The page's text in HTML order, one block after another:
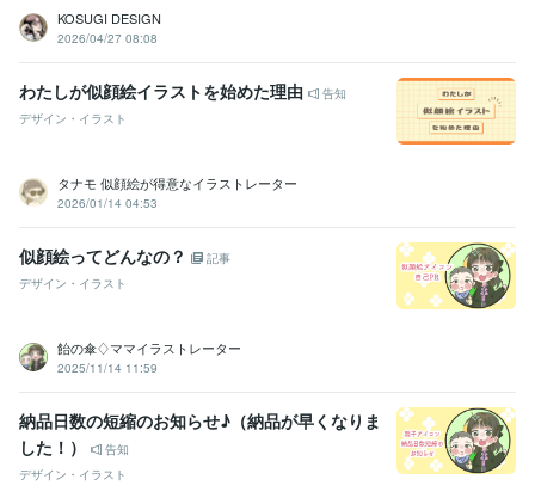
KOSUGI DESIGN
2026/04/27 08:08
わたしが似顔絵イラストを始めた理由
告知
デザイン・イラスト
タナモ 似顔絵が得意なイラストレーター
2026/01/14 04:53
似顔絵ってどんなの？
記事
デザイン・イラスト
飴の傘♢ママイラストレーター
2025/11/14 11:59
納品日数の短縮のお知らせ♪（納品が早くなりま
した！）
告知
デザイン・イラスト